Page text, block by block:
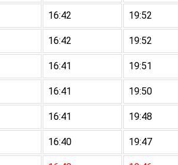
16:42 19:52
16:42 19:52
16:41 19:51
16:41 19:50
16:41 19:48
16:40 19:47